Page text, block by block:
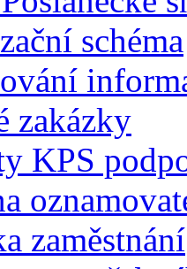
schéma
zakázky
KPS
zaměstnání